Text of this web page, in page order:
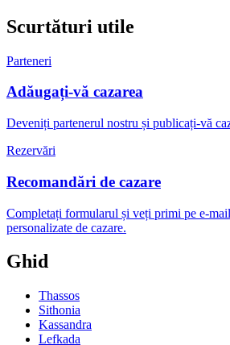
Scurtături utile
Parteneri
Adăugați-vă cazarea
Deveniți partenerul nostru și publicați-vă
Rezervări
Recomandări de cazare
Completați formularul și veți primi pe e-
personalizate de cazare.
Ghid
Thassos
Sithonia
Kassandra
Lefkada